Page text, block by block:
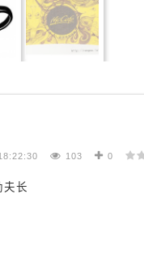
103 0
夫长